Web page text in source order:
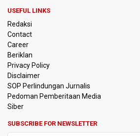
Hektare
OJK Sebut IASC Terima 1.379 Laporan
BRIN Kaji Peluang Industri Panel
Dikembangkan di Indonesia
BKSDA Riau Sebut Seekor Gajah
Akibat Komplikasi Infeksi
USEFUL LINKS
Redaksi
Contact
Career
Beriklan
Privacy Policy
Disclaimer
SOP Perlindungan Jurnalis
Pedoman Pemberitaan Media
Siber
SUBSCRIBE FOR NEWSLETTER